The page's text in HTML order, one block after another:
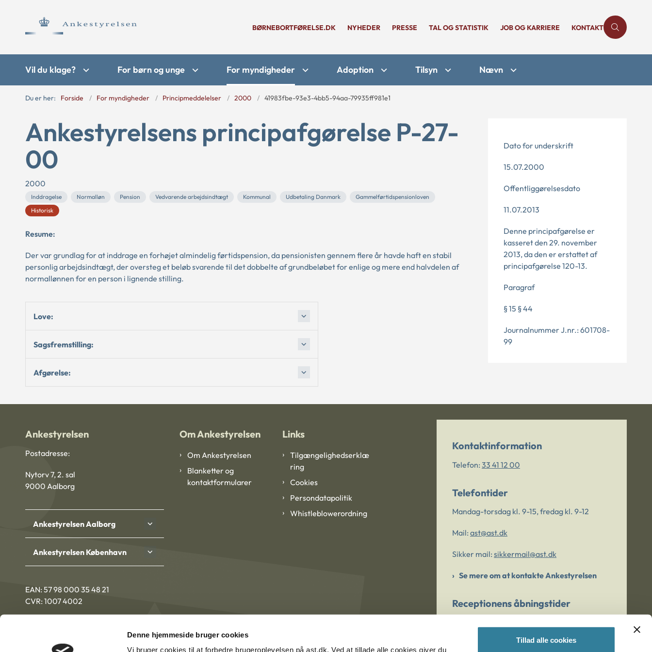
Denne hjemmeside bruger cookies
Vi bruger cookies til at forbedre brugeroplevelsen på ast.dk. Ved at tillade alle cookies giver du
Tillad alle cookies
BØRNEBORTFØRELSE.DK NYHEDER PRESSE TAL OG STATISTIK JOB OG KARRIERE KONTAKT
Vil du klage? For børn og unge For myndigheder Adoption Tilsyn Nævn
Du er her: Forside For myndigheder Principmeddelelser 2000 41983fbe-93e3-4bb5-94aa-79935ff981e1
Ankestyrelsens principafgørelse P-27-
00
2000
Inddragelse Normalløn Pension Vedvarende arbejdsindtægt Kommunal Udbetaling Danmark
Gammelførtidspensionloven
Historisk
Resume:
Der var grundlag for at inddrage en forhøjet almindelig førtidspension, da pensionisten gennem flere år havde haft en stabil
personlig arbejdsindtægt, der oversteg et beløb svarende til det dobbelte af grundbeløbet for enlige og mere end halvdelen af
normallønnen for en person i lignende stilling.
Love:
Sagsfremstilling:
Afgørelse:
Dato for underskrift
15.07.2000
Offentliggørelsesdato
11.07.2013
Denne principafgørelse er
kasseret den 29. november
2013, da den er erstattet af
principafgørelse 120-13.
Paragraf
§ 15 § 44
Journalnummer J.nr.: 601708-
99
Ankestyrelsen
Postadresse:
Nytorv 7, 2. sal
9000 Aalborg
Ankestyrelsen Aalborg
Ankestyrelsen København
EAN: 57 98 000 35 48 21
CVR: 1007 4002
Om Ankestyrelsen
Om Ankestyrelsen
Blanketter og
kontaktformularer
Links
Tilgængelighedserklæ
ring
Cookies
Persondatapolitik
Whistleblowerordning
Kontaktinformation
Telefon: 33 41 12 00
Telefontider
Mandag-torsdag kl. 9-15, fredag kl. 9-12
Mail: ast@ast.dk
Sikker mail: sikkermail@ast.dk
Se mere om at kontakte Ankestyrelsen
Receptionens åbningstider